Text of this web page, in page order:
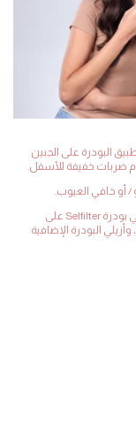
البودرة على الجبين
ضربات خفيفة للأسفل.
أو خافي العيوب.
للحصول على لمسة نهائية خالية من التجاعيد: أضيفي بودرة Selfilter على
الأساس ، اتركيه لمدة 5-10 دقائق، وأزيلي البودرة الإضافية